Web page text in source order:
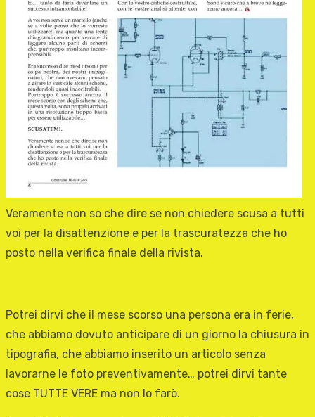
Veramente non so che dire se non chiedere scusa a tutti
voi per la disattenzione e per la trascuratezza che ho
posto nella verifica finale della rivista.
Potrei dirvi che il mese scorso una persona era in ferie,
che abbiamo dovuto anticipare di un giorno la chiusura in
tipografia, che abbiamo inserito un articolo senza
lavorarne le foto preventivamente… potrei dirvi tante
cose TUTTE VERE ma non lo farò.